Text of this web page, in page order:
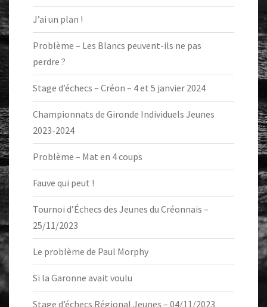
J’ai un plan !
Problème – Les Blancs peuvent-ils ne pas
perdre ?
Stage d’échecs – Créon – 4 et 5 janvier 2024
Championnats de Gironde Individuels Jeunes
2023-2024
Problème – Mat en 4 coups
Fauve qui peut !
Tournoi d’Échecs des Jeunes du Créonnais –
25/11/2023
Le problème de Paul Morphy
Si la Garonne avait voulu
Stage d’échecs Régional Jeunes – 04/11/2023